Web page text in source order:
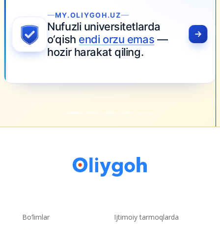
Bo‘limlar Ijtimoiy tarmoqlarda